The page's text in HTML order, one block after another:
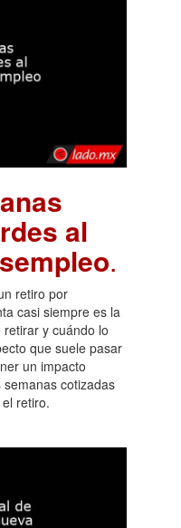
al
.
retiro por
casi siempre es la
y cuándo lo
que suele pasar
un impacto
cotizadas
retiro.